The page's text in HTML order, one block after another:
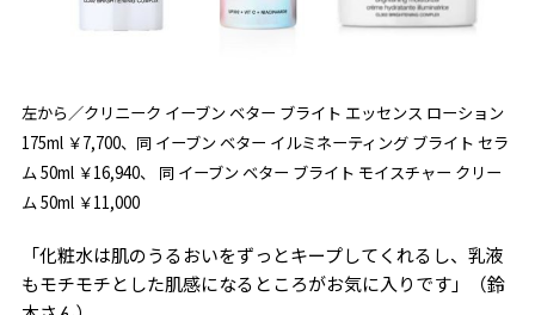
左から／クリニーク イーブン ベター ブライト エッセンス ローション
175ml ￥7,700、同 イーブン ベター イルミネーティング ブライト セラ
ム 50ml ￥16,940、 同 イーブン ベター ブライト モイスチャー クリー
ム​ 50ml ￥11,000
「化粧水は肌のうるおいをずっとキープしてくれるし、乳液
もモチモチとした肌感になるところがお気に入りです」（鈴